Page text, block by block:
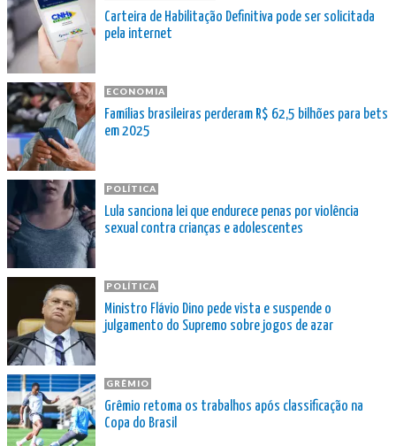
Carteira de Habilitação Definitiva pode ser solicitada
pela internet
ECONOMIA
Famílias brasileiras perderam R$ 62,5 bilhões para bets
em 2025
POLÍTICA
Lula sanciona lei que endurece penas por violência
sexual contra crianças e adolescentes
POLÍTICA
Ministro Flávio Dino pede vista e suspende o
julgamento do Supremo sobre jogos de azar
GRÊMIO
Grêmio retoma os trabalhos após classificação na
Copa do Brasil